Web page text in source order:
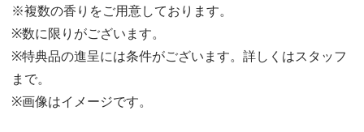
※複数の香りをご用意しております。
※数に限りがございます。
※特典品の進呈には条件がございます。詳しくはスタッフ
まで。
※画像はイメージです。